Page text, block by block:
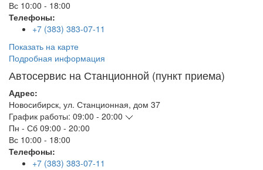
Вс 10:00 - 18:00
Телефоны:
+7 (383) 383-07-11
Показать на карте
Подробная информация
Автосервис на Станционной (пункт приема)
Адрес:
Новосибирск, ул. Станционная, дом 37
График работы: 09:00 - 20:00
Пн - Сб 09:00 - 20:00
Вс 10:00 - 18:00
Телефоны:
+7 (383) 383-07-11